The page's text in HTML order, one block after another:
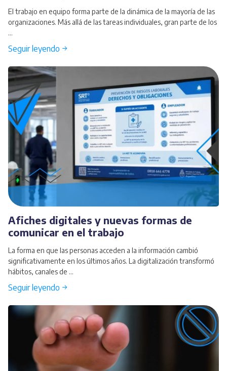
El trabajo en equipo forma parte de la dinámica de la mayoría de las
organizaciones. Más allá de las tareas individuales, gran parte de los
...
Seguir leyendo →
Afiches digitales y nuevas formas de
comunicar en el trabajo
La forma en que las personas acceden a la información cambió
significativamente en los últimos años. La digitalización transformó
hábitos, canales de ...
Seguir leyendo →